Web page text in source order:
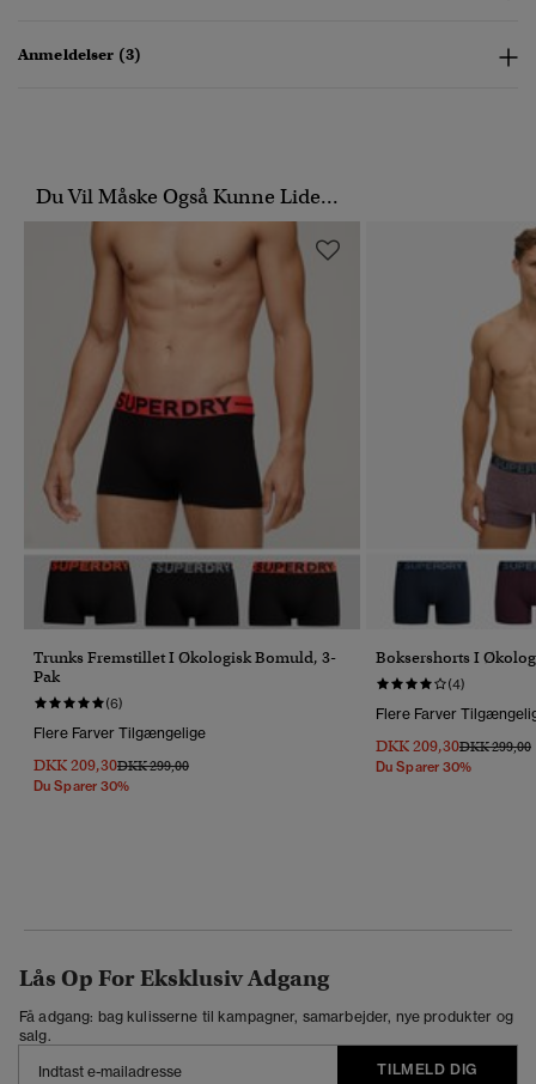
Anmeldelser (3)
Du Vil Måske Også Kunne Lide...
Trunks Fremstillet I Økologisk Bomuld, 3-
Pak
(6)
Flere Farver Tilgængelige
DKK 209,30Pris Nedsat Fra
DKK 299,00Til
Du Sparer 30%
Boksershorts I
(4)
Flere Farver
DKK 209,30Pris Nedsat
DKK 299,00
Du Sparer 30%
Lås Op For Eksklusiv Adgang
Få adgang: bag kulisserne til kampagner, samarbejder, nye produkter og
salg.
TILMELD DIG